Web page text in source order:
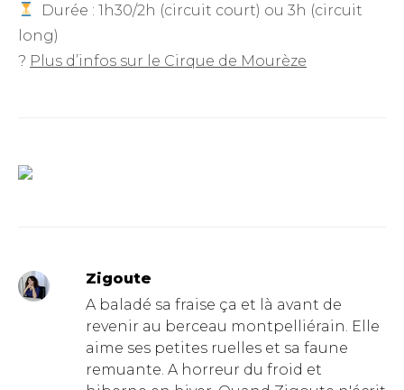
Durée : 1h30/2h (circuit court) ou 3h (circuit
long)
? Plus d’infos sur le Cirque de Mourèze
Zigoute
A baladé sa fraise ça et là avant de
revenir au berceau montpelliérain. Elle
aime ses petites ruelles et sa faune
remuante. A horreur du froid et